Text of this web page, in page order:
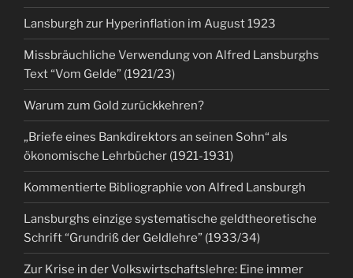
Lansburgh zur Hyperinflation im August 1923
Missbräuchliche Verwendung von Alfred Lansburghs
Text “Vom Gelde” (1921/23)
Warum zum Gold zurückkehren?
„Briefe eines Bankdirektors an seinen Sohn“ als
ökonomische Lehrbücher (1921-1931)
Kommentierte Bibliographie von Alfred Lansburgh
Lansburghs einzige systematische geldtheoretische
Schrift “Grundriß der Geldlehre” (1933/34)
Zur Krise in der Volkswirtschaftslehre: Eine immer